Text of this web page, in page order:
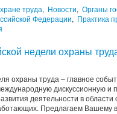
труда, Новости, Органы
Федерации, Практика
недели охраны
охраны труда – главное
дискуссионную
деятельности в
Предлагаем